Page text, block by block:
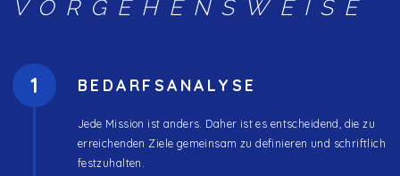
VORGEHENSWEISE
1 BEDARFSANALYSE
Jede Mission ist anders. Daher ist es entscheidend, die zu
erreichenden Ziele gemeinsam zu definieren und schriftlich
festzuhalten.